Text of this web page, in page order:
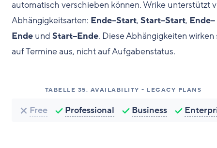
automatisch verschieben können. Wrike unterstützt
Abhängigkeitsarten: Ende–Start, Start–Start, Ende–
Ende und Start–Ende. Diese Abhängigkeiten wirken
auf Termine aus, nicht auf Aufgabenstatus.
TABELLE 35. AVAILABILITY - LEGACY PLANS
Free Professional Business